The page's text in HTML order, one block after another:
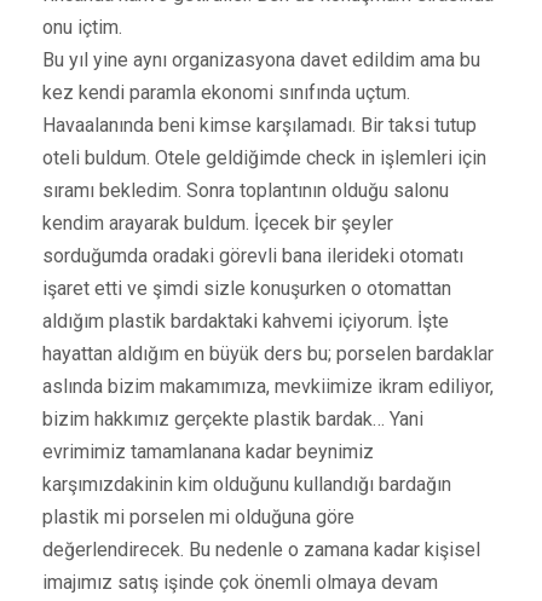
onu içtim.
Bu yıl yine aynı organizasyona davet edildim ama bu
kez kendi paramla ekonomi sınıfında uçtum.
Havaalanında beni kimse karşılamadı. Bir taksi tutup
oteli buldum. Otele geldiğimde check in işlemleri için
sıramı bekledim. Sonra toplantının olduğu salonu
kendim arayarak buldum. İçecek bir şeyler
sorduğumda oradaki görevli bana ilerideki otomatı
işaret etti ve şimdi sizle konuşurken o otomattan
aldığım plastik bardaktaki kahvemi içiyorum. İşte
hayattan aldığım en büyük ders bu; porselen bardaklar
aslında bizim makamımıza, mevkiimize ikram ediliyor,
bizim hakkımız gerçekte plastik bardak… Yani
evrimimiz tamamlanana kadar beynimiz
karşımızdakinin kim olduğunu kullandığı bardağın
plastik mi porselen mi olduğuna göre
değerlendirecek. Bu nedenle o zamana kadar kişisel
imajımız satış işinde çok önemli olmaya devam